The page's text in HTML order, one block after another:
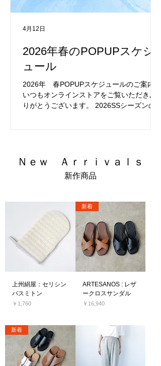
2026年春のPOPUPスケジ
ュール
2026年 春POPUPスケジュールのご案内
いつもオンラインストアをご覧いただきあ
りがとうございます。 2026SSシーズンの
高崎OPA ▽7/29〜8/3 埼玉県熊谷市
前橋県庁エントランス ◎オンライン上の
での期間限定ショップとして出店中 ぜひお
近くにお住まいのみなさま、 足をお運びく
ださいませ！ みなさまにお会いできること
を楽しみにお待ちしております。
4月12日
​Ｎｅｗ Ａｒｒｉｖａｌｓ
新作商品
上州絹屋：セリシン
バスミトン
価格
￥1,760
新着
ARTESANOS : レザ
ークロスサンダル
価格
￥16,940
新着